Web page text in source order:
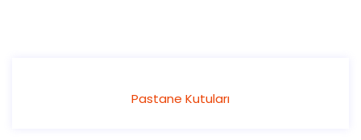
Pastane Kutuları